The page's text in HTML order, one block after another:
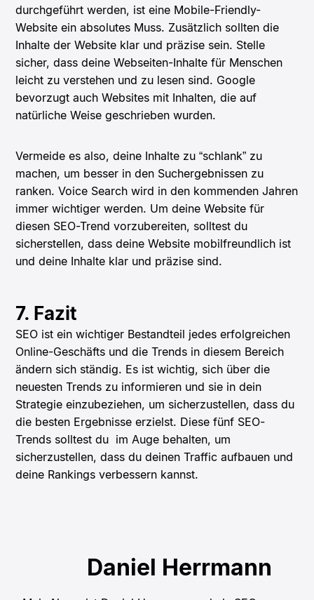
durchgeführt werden, ist eine Mobile-Friendly-
Website ein absolutes Muss. Zusätzlich sollten die
Inhalte der Website klar und präzise sein. Stelle
sicher, dass deine Webseiten-Inhalte für Menschen
leicht zu verstehen und zu lesen sind. Google
bevorzugt auch Websites mit Inhalten, die auf
natürliche Weise geschrieben wurden.
Vermeide es also, deine Inhalte zu “schlank” zu
machen, um besser in den Suchergebnissen zu
ranken. Voice Search wird in den kommenden Jahren
immer wichtiger werden. Um deine Website für
diesen SEO-Trend vorzubereiten, solltest du
sicherstellen, dass deine Website mobilfreundlich ist
und deine Inhalte klar und präzise sind.
7. Fazit
SEO ist ein wichtiger Bestandteil jedes erfolgreichen
Online-Geschäfts und die Trends in diesem Bereich
ändern sich ständig. Es ist wichtig, sich über die
neuesten Trends zu informieren und sie in dein
Strategie einzubeziehen, um sicherzustellen, dass du
die besten Ergebnisse erzielst. Diese fünf SEO-
Trends solltest du im Auge behalten, um
sicherzustellen, dass du deinen Traffic aufbauen und
deine Rankings verbessern kannst.
Daniel Herrmann